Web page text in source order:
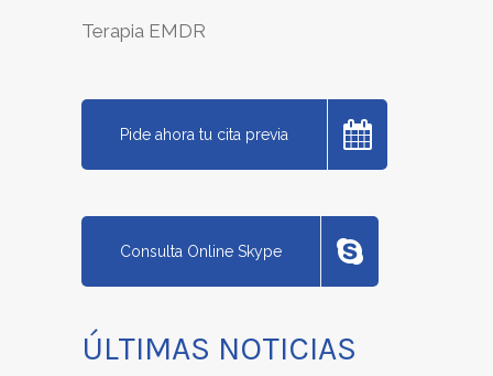
Terapia EMDR
Pide ahora tu cita previa
Consulta Online Skype
ÚLTIMAS NOTICIAS